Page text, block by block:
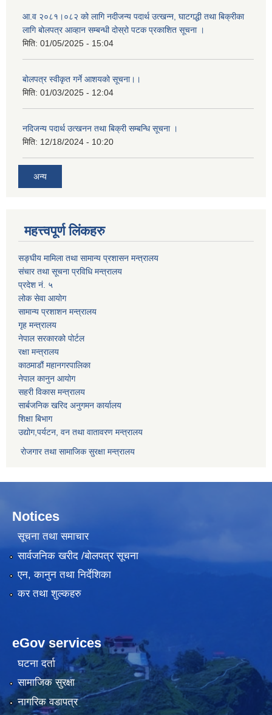
आ.व २०८१।०८२ को लागि नदीजन्य पदार्थ उत्खन्न, घाटगद्धी तथा बिक्रीका
लागि बोलपत्र आव्हान सम्बन्धी दोस्रो पटक प्रकाशित सूचना ।
मिति: 01/05/2025 - 15:04
बोलपत्र स्वीकृत गर्ने आशयको सूचना।।
मिति: 01/03/2025 - 12:04
नदिजन्य पदार्थ उत्खनन तथा बिक्री सम्बन्धि सूचना ।
मिति: 12/18/2024 - 10:20
अन्य
महत्त्वपूर्ण लिंकहरु
सङ्घीय मामिला तथा सामान्य प्रशासन मन्त्रालय
संचार तथा सूचना प्रविधि मन्त्रालय
प्रदेश नं. ५
लोक सेवा आयोग
सामान्य प्रशाशन मन्त्रालय
गृह मन्त्रालय
नेपाल सरकारको पोर्टल
रक्षा मन्त्रालय
काठमाडौं महानगरपालिका
नेपाल कानुन आयोग
सहरी विकास मन्त्रालय
सार्बजनिक खरिद अनुगमन कार्यालय
शिक्षा बिभाग
उद्योग,पर्यटन, वन तथा वातावरण मन्त्रालय
रोजगार तथा सामाजिक सुरक्षा मन्त्रालय
Notices
सूचना तथा समाचार
सार्वजनिक खरीद /बोलपत्र सूचना
एन, कानुन तथा निर्देशिका
कर तथा शुल्कहरु
eGov services
घटना दर्ता
सामाजिक सुरक्षा
नागरिक वडापत्र